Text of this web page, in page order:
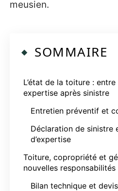
meusien.
SOMMAIRE
L’état de la toiture :
expertise après sinistre
Entretien préventif et
Déclaration de sinistre
d’expertise
Toiture, copropriété et
nouvelles responsabilités
Bilan technique et